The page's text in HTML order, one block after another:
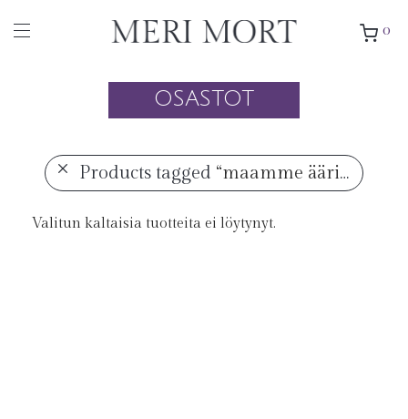
0
OSASTOT
Products tagged “maamme ääriin”
Valitun kaltaisia tuotteita ei löytynyt.